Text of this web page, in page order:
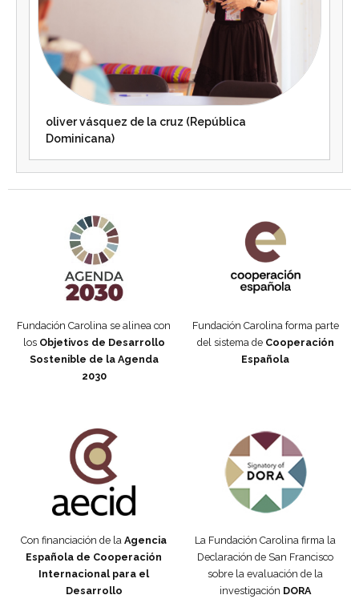
oliver vásquez de la cruz (República
Dominicana)
Fundación Carolina se alinea con
los Objetivos de Desarrollo
Sostenible de la Agenda
2030
Fundación Carolina forma parte
del sistema de Cooperación
Española
Con financiación de la Agencia
Española de Cooperación
Internacional para el
Desarrollo
La Fundación Carolina firma la
Declaración de San Francisco
sobre la evaluación de la
investigación DORA